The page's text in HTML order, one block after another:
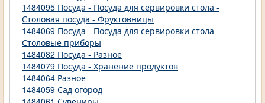
1484095 Посуда - Посуда для сервировки стола -
Столовая посуда - Фруктовницы
1484069 Посуда - Посуда для сервировки стола -
Столовые приборы
1484082 Посуда - Разное
1484079 Посуда - Хранение продуктов
1484064 Разное
1484059 Сад огород